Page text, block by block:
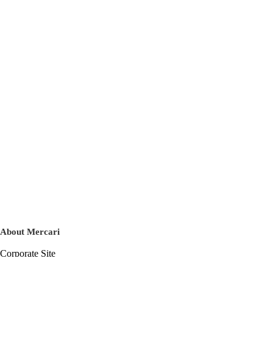
About Mercari
Corporate Site